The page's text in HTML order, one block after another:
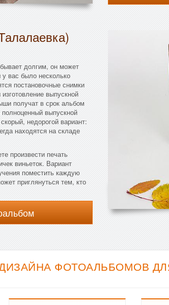
долгим, он может
вас было несколько
постановочные снимки
выпускной
получат в срок альбом
выпускной
недорогой вариант:
находятся на складе
произвести печать
виньеток. Вариант
поместить каждую
приглянуться тем, кто
ФОТОАЛЬБОМОВ